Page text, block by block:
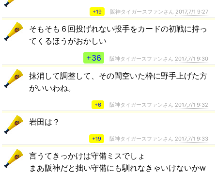
+19 阪神タイガースファンさん 2017,7/1 9:27
そもそも６回投げれない投手をカードの初戦に持っ
てくるほうがおかしい
+36
阪神タイガースファンさん 2017,7/1 9:30
抹消して調整して、その間空いた枠に野手上げた方
がいいわね。
+6 阪神タイガースファンさん 2017,7/1 9:32
岩田は？
+19 阪神タイガースファンさん 2017,7/1 9:33
言うてきっかけは守備ミスでしょ
まあ阪神だと拙い守備にも馴れなきゃいけないかw